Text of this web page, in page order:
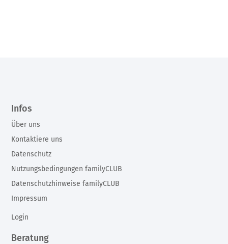
Beratung
Infos
Über uns
Kontaktiere uns
Datenschutz
Nutzungsbedingungen familyCLUB
Datenschutzhinweise familyCLUB
Impressum
Login